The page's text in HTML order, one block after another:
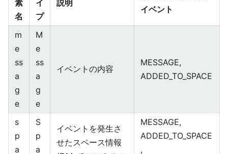
素
名
イ
プ
説明
イベント
m
e
ss
a
g
e
M
e
ss
a
g
e
イベントの内容
MESSAGE,
ADDED_TO_SPACE
s
p
a
S
p
a
イベントを発生さ
せたスペース情報
MESSAGE,
ADDED_TO_SPACE
,